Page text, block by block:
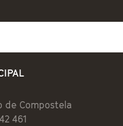
de Compostela
461